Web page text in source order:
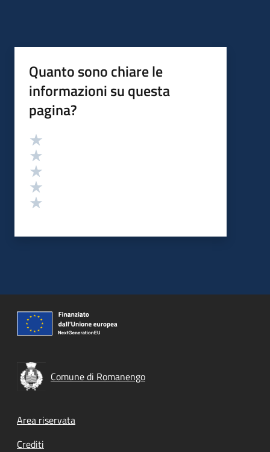
Quanto sono chiare le
informazioni su questa
pagina?
Valutazione
Comune di Romanengo
Footer menu
Area riservata
Crediti